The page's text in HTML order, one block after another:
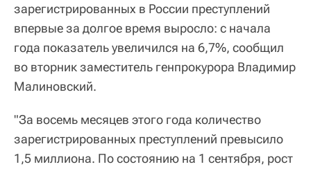
зарегистрированных в России преступлений
впервые за долгое время выросло: с начала
года показатель увеличился на 6,7%, сообщил
во вторник заместитель генпрокурора Владимир
Малиновский.
"За восемь месяцев этого года количество
зарегистрированных преступлений превысило
1,5 миллиона. По состоянию на 1 сентября, рост